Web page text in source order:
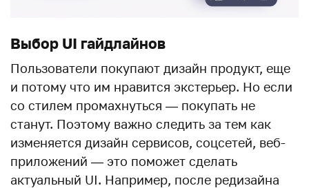
Выбор UI гайдлайнов
Пользователи покупают дизайн продукт, еще
и потому что им нравится экстерьер. Но если
со стилем промахнуться — покупать не
станут. Поэтому важно следить за тем как
изменяется дизайн сервисов, соцсетей, веб-
приложений — это поможет сделать
актуальный UI. Например, после редизайна